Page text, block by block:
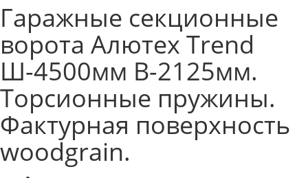
Гаражные секционные
ворота Алютех Trend
Ш-4500мм В-2125мм.
Торсионные пружины.
Фактурная поверхность
woodgrain.